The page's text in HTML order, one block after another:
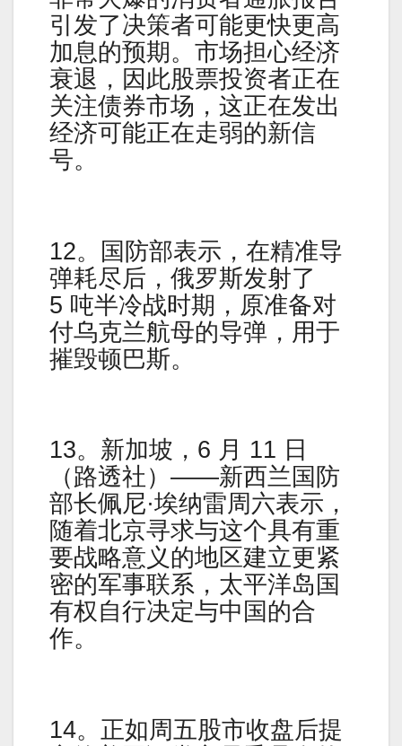
引发了决策者可能更快更高
加息的预期。市场担心经济
衰退，因此股票投资者正在
关注债券市场，这正在发出
经济可能正在走弱的新信
号。
12。国防部表示，在精准导
弹耗尽后，俄罗斯发射了
5 吨半冷战时期，原准备对
付乌克兰航母的导弹，用于
摧毁顿巴斯。
13。新加坡，6 月 11 日
（路透社）——新西兰国防
部长佩尼·埃纳雷周六表示，
随着北京寻求与这个具有重
要战略意义的地区建立更紧
密的军事联系，太平洋岛国
有权自行决定与中国的合
作。
14。正如周五股市收盘后提